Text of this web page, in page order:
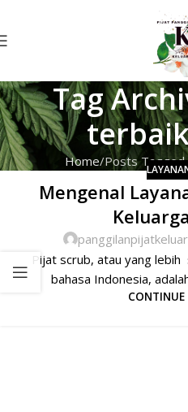
Tag
Home Posts
Mengenal
Pijat scrub, atau yang lebih
bahasa Indonesia,
CONTINUE